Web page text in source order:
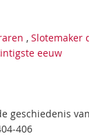
, Slotemaker
eeuw
geschiedenis
406